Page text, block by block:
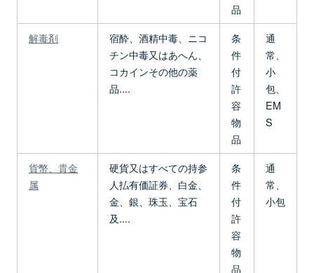
品
解毒剤
宿酔、酒精中毒、ニコ
チン中毒又はあへん、
コカインその他の薬
品....
条
件
付
許
容
物
品
通
常、
小
包、
EM
S
貨幣、貴金
属
硬貨又はすべての持参
人払有価証券、白金、
金、銀、珠玉、宝石
及....
条
件
付
許
容
物
品
通
常、
小包